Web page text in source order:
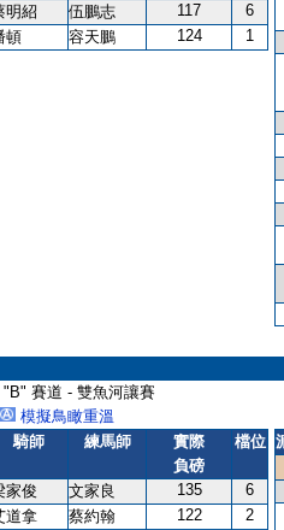
明紹 伍鵬志 117
6
頓 容天鵬 124 1
賽道 - 雙魚河讓賽
模擬鳥瞰重溫
騎師 練馬師
實際
負磅
檔位
家俊 文家良 135
6
道拿 蔡約翰 122
2